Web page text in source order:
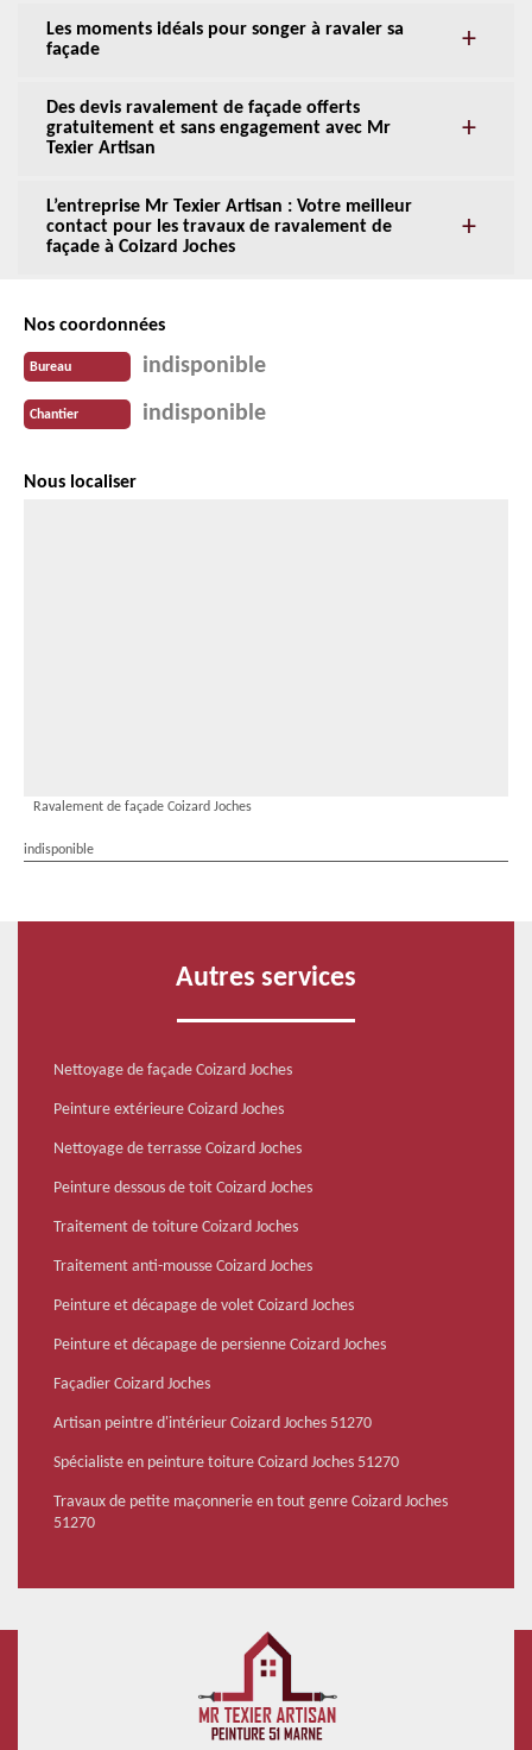
Les moments idéals pour songer à ravaler sa
façade
Des devis ravalement de façade offerts
gratuitement et sans engagement avec Mr
Texier Artisan
L’entreprise Mr Texier Artisan : Votre meilleur
contact pour les travaux de ravalement de
façade à Coizard Joches
Nos coordonnées
Bureau indisponible
Chantier indisponible
Nous localiser
Ravalement de façade Coizard Joches
indisponible
Autres services
Nettoyage de façade Coizard Joches
Peinture extérieure Coizard Joches
Nettoyage de terrasse Coizard Joches
Peinture dessous de toit Coizard Joches
Traitement de toiture Coizard Joches
Traitement anti-mousse Coizard Joches
Peinture et décapage de volet Coizard Joches
Peinture et décapage de persienne Coizard Joches
Façadier Coizard Joches
Artisan peintre d'intérieur Coizard Joches 51270
Spécialiste en peinture toiture Coizard Joches 51270
Travaux de petite maçonnerie en tout genre Coizard Joches
51270